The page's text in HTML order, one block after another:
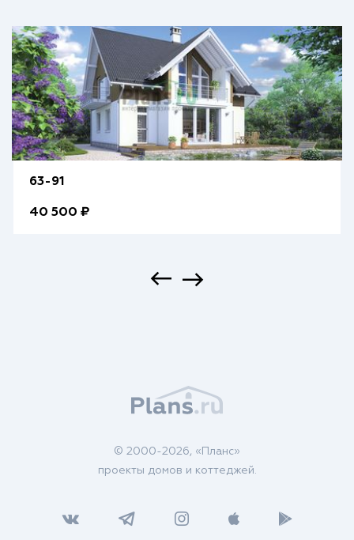
63-91
40 500 ₽
© 2000-2026, «Планс»
проекты домов и коттеджей.